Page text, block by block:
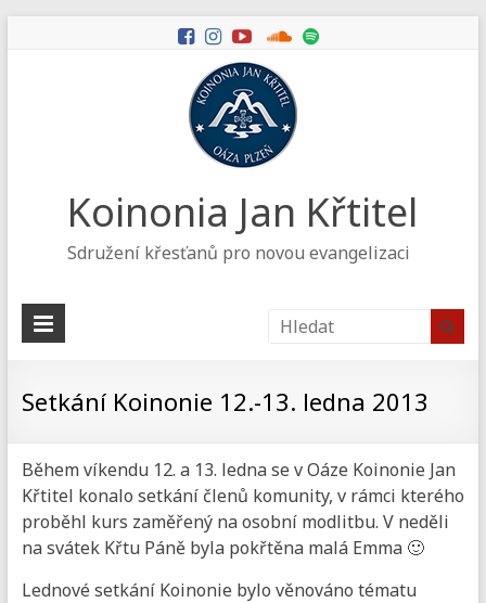
Koinonia Jan Křtitel
Sdružení křesťanů pro novou evangelizaci
Setkání Koinonie 12.-13. ledna 2013
Během víkendu 12. a 13. ledna se v Oáze Koinonie Jan
Křtitel konalo setkání členů komunity, v rámci kterého
proběhl kurs zaměřený na osobní modlitbu. V neděli
na svátek Křtu Páně byla pokřtěna malá Emma 🙂
Lednové setkání Koinonie bylo věnováno tématu